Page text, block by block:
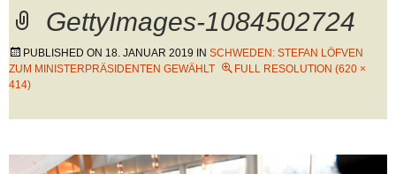
GettyImages-1084502724
PUBLISHED ON 18. JANUAR 2019 IN SCHWEDEN: STEFAN LÖFVEN
ZUM MINISTERPRÄSIDENTEN GEWÄHLT
FULL RESOLUTION (620 ×
414)